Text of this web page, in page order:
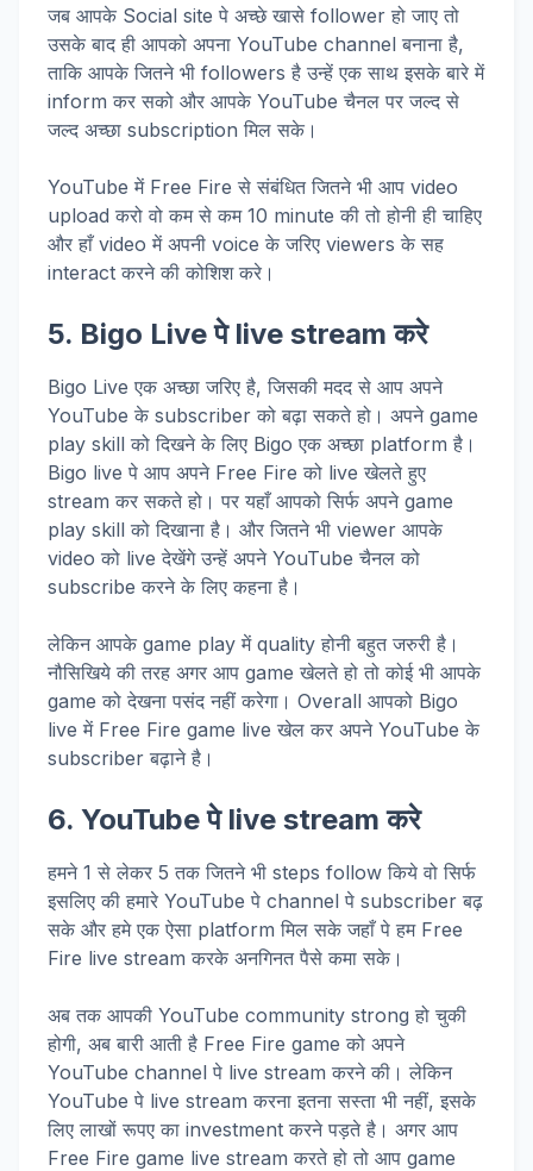
जब आपके Social site पे अच्छे खासे follower हो जाए तो
उसके बाद ही आपको अपना YouTube channel बनाना है,
ताकि आपके जितने भी followers है उन्हें एक साथ इसके बारे में
inform कर सको और आपके YouTube चैनल पर जल्द से
जल्द अच्छा subscription मिल सके।
YouTube में Free Fire से संबंधित जितने भी आप video
upload करो वो कम से कम 10 minute की तो होनी ही चाहिए
और हाँ video में अपनी voice के जरिए viewers के सह
interact करने की कोशिश करे।
5. Bigo Liveपे live streamकरे
Bigo Live एक अच्छा जरिए है, जिसकी मदद से आप अपने
YouTube के subscriber को बढ़ा सकते हो। अपने game
play skill को दिखने के लिए Bigo एक अच्छा platform है।
Bigo live पे आप अपने Free Fire को live खेलते हुए
stream कर सकते हो। पर यहाँ आपको सिर्फ अपने game
play skill को दिखाना है। और जितने भी viewer आपके
video को live देखेंगे उन्हें अपने YouTube चैनल को
subscribe करने के लिए कहना है।
लेकिन आपके game play में quality होनी बहुत जरुरी है।
नौसिखिये की तरह अगर आप game खेलते हो तो कोई भी आपके
game को देखना पसंद नहीं करेगा। Overall आपको Bigo
live में Free Fire game live खेल कर अपने YouTube के
subscriber बढ़ाने है।
6. YouTubeपे live streamकरे
हमने 1 से लेकर 5 तक जितने भी steps follow किये वो सिर्फ
इसलिए की हमारे YouTube पे channel पे subscriber बढ़
सके और हमे एक ऐसा platform मिल सके जहाँ पे हम Free
Fire live stream करके अनगिनत पैसे कमा सके।
अब तक आपकी YouTube community strong हो चुकी
होगी, अब बारी आती है Free Fire game को अपने
YouTube channel पे live stream करने की। लेकिन
YouTube पे live stream करना इतना सस्ता भी नहीं, इसके
लिए लाखों रूपए का investment करने पड़ते है। अगर आप
Free Fire game live stream करते हो तो आप game